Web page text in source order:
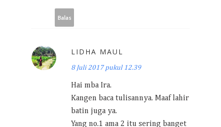
Balas
LIDHA MAUL
8 Juli 2017 pukul 12.39
Hai mba Ira.
Kangen baca tulisannya. Maaf lahir
batin juga ya.
Yang no.1 ama 2 itu sering banget